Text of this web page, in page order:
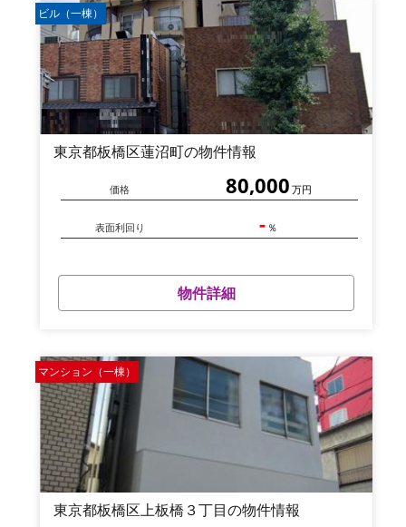
ビル（一棟）
東京都板橋区蓮沼町の物件情報
価格 80,000 万円
表面利回り - ％
物件詳細
マンション（一棟）
東京都板橋区上板橋３丁目の物件情報